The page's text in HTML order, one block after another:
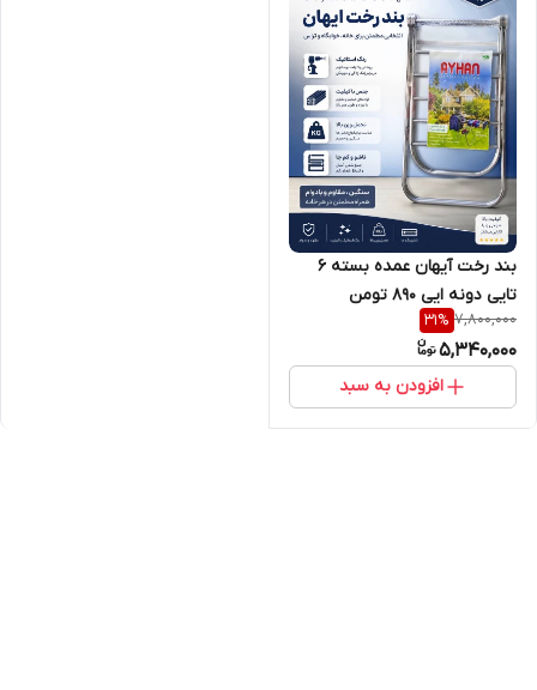
بند رخت آیهان عمده بسته ۶
تایی دونه ایی ۸۹۰ تومن
7,800,000
31%
5,340,000
افزودن به سبد